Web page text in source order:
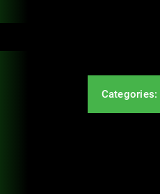
Categories: